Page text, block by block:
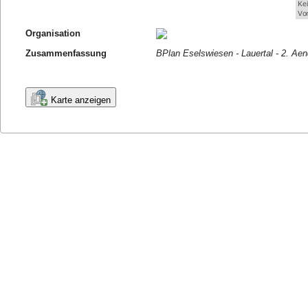
Organisation
Zusammenfassung
BPlan Eselswiesen - Lauertal - 2.
Karte anzeigen